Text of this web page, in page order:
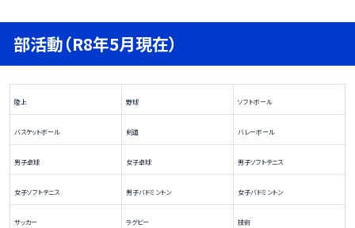
部活動（R8年5月現在）
陸上 野球 ソフトボール
バスケットボール 剣道 バレーボール
男子卓球 女子卓球 男子ソフトテニス
女子ソフトテニス 男子バドミントン 女子バドミントン
サッカー ラグビー 技術